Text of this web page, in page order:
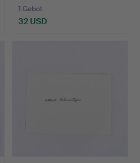
1 Gebot
32 USD